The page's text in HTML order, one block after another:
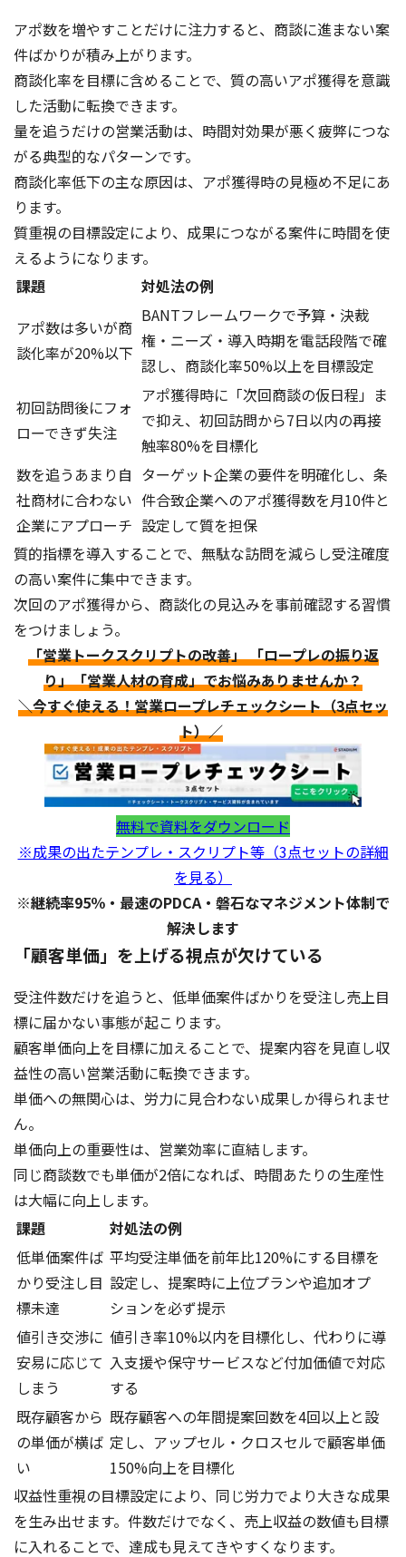
アポ数を増やすことだけに注力すると、商談に進まない案
件ばかりが積み上がります。
商談化率を目標に含めることで、質の高いアポ獲得を意識
した活動に転換できます。
量を追うだけの営業活動は、時間対効果が悪く疲弊につな
がる典型的なパターンです。
商談化率低下の主な原因は、アポ獲得時の見極め不足にあ
ります。
質重視の目標設定により、成果につながる案件に時間を使
えるようになります。
課題
対処法の例
アポ数は多いが商
談化率が20%以下
BANTフレームワークで予算・決裁
権・ニーズ・導入時期を電話段階で確
認し、商談化率50%以上を目標設定
初回訪問後にフォ
ローできず失注
アポ獲得時に「次回商談の仮日程」ま
で抑え、初回訪問から7日以内の再接
触率80%を目標化
数を追うあまり自
社商材に合わない
企業にアプローチ
ターゲット企業の要件を明確化し、条
件合致企業へのアポ獲得数を月10件と
設定して質を担保
質的指標を導入することで、無駄な訪問を減らし受注確度
の高い案件に集中できます。
次回のアポ獲得から、商談化の見込みを事前確認する習慣
をつけましょう。
「営業トークスクリプトの改善」 「ロープレの振り返
り」「営業人材の育成」でお悩みありませんか？
＼今すぐ使える！営業ロープレチェックシート（3点セッ
ト）／
無料で資料をダウンロード
※成果の出たテンプレ・スクリプト等（3点セットの詳細
を見る）
※継続率95％・最速のPDCA・磐石なマネジメント体制で
解決します
「顧客単価」を上げる視点が欠けている
受注件数だけを追うと、低単価案件ばかりを受注し売上目
標に届かない事態が起こります。
顧客単価向上を目標に加えることで、提案内容を見直し収
益性の高い営業活動に転換できます。
単価への無関心は、労力に見合わない成果しか得られませ
ん。
単価向上の重要性は、営業効率に直結します。
同じ商談数でも単価が2倍になれば、時間あたりの生産性
は大幅に向上します。
課題
対処法の例
低単価案件ば
かり受注し目
標未達
平均受注単価を前年比120%にする目標を
設定し、提案時に上位プランや追加オプ
ションを必ず提示
値引き交渉に
安易に応じて
しまう
値引き率10%以内を目標化し、代わりに導
入支援や保守サービスなど付加価値で対応
する
既存顧客から
の単価が横ば
い
既存顧客への年間提案回数を4回以上と設
定し、アップセル・クロスセルで顧客単価
150%向上を目標化
収益性重視の目標設定により、同じ労力でより大きな成果
を生み出せます。件数だけでなく、売上収益の数値も目標
に入れることで、達成も見えてきやすくなります。